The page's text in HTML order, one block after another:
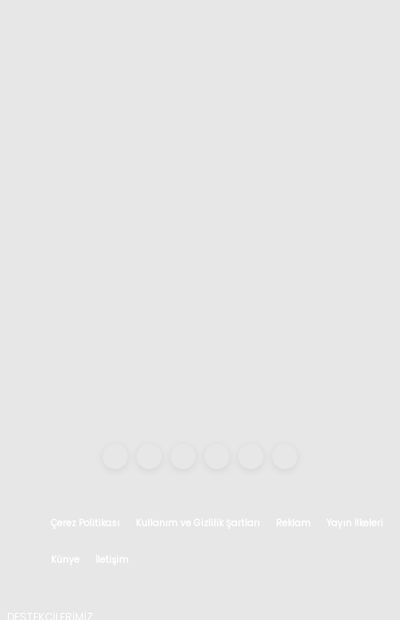
Çerez Politikası Kullanım ve Gizlilik Şartları Reklam Yayın İlkeleri
Künye İletişim
DESTEKÇİLERİMİZ